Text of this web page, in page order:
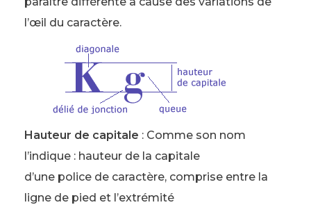
l’œil du caractère.
Hauteur de capitale : Comme son nom
l’indique : hauteur de la capitale
d’une police de caractère, comprise entre la
ligne de pied et l’extrémité